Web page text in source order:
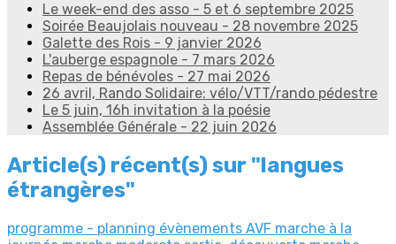
Le week-end des asso - 5 et 6 septembre 2025
Soirée Beaujolais nouveau - 28 novembre 2025
Galette des Rois - 9 janvier 2026
L'auberge espagnole - 7 mars 2026
Repas de bénévoles - 27 mai 2026
26 avril, Rando Solidaire: vélo/VTT/rando pédestre
Le 5 juin, 16h invitation à la poésie
Assemblée Générale - 22 juin 2026
Article(s) récent(s) sur "langues
étrangères"
programme - planning évènements AVF marche à la